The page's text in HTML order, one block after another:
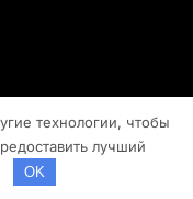
технологии, чтобы
лучший
OK